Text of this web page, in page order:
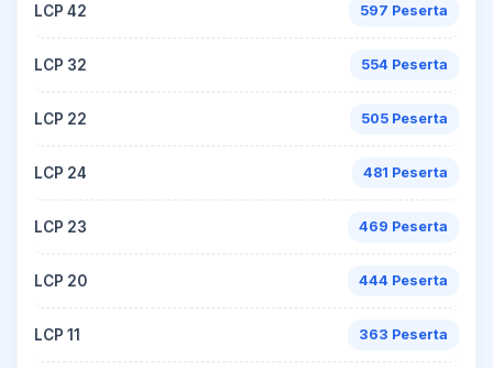
LCP 42 597 Peserta
LCP 32 554 Peserta
LCP 22 505 Peserta
LCP 24 481 Peserta
LCP 23 469 Peserta
LCP 20 444 Peserta
LCP 11 363 Peserta